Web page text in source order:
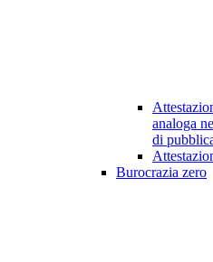
analoga
di
Burocrazia zero